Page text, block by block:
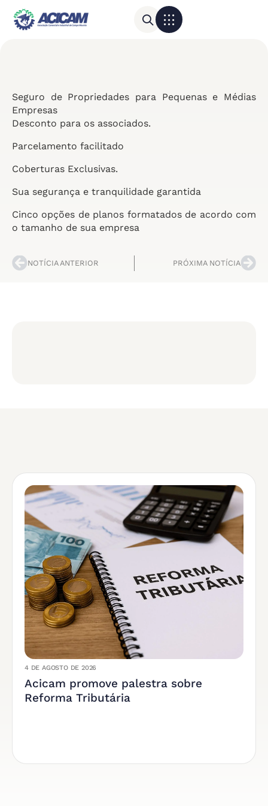
Seguro de Propriedades para Pequenas e Médias
Empresas
Desconto para os associados.
Parcelamento facilitado
Coberturas Exclusivas.
Sua segurança e tranquilidade garantida
Cinco opções de planos formatados de acordo com
o tamanho de sua empresa
NOTÍCIA ANTERIOR PRÓXIMA NOTÍCIA
4 DE AGOSTO DE 2026
Acicam promove palestra sobre
Reforma Tributária